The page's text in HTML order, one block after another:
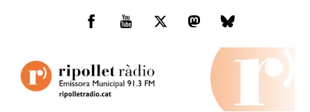
Facebook
You
TwitterMastodonBluesky